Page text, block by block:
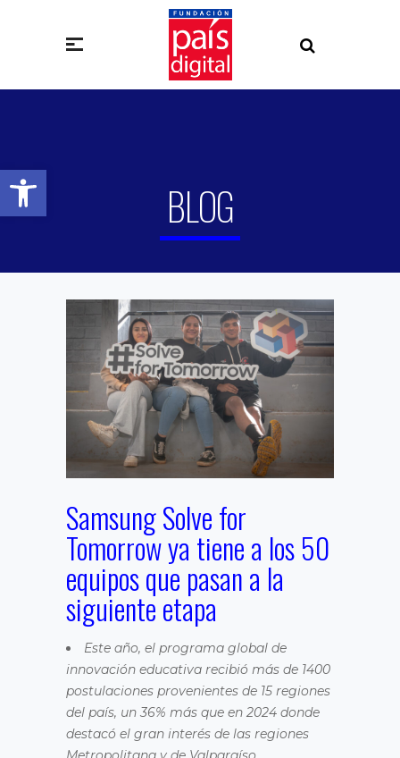
Abrir barra de herramientas
BLOG
Samsung Solve for
Tomorrow ya tiene a los 50
equipos que pasan a la
siguiente etapa
Este año, el programa global de
innovación educativa recibió más de 1400
postulaciones provenientes de 15 regiones
del país, un 36% más que en 2024 donde
destacó el gran interés de las regiones